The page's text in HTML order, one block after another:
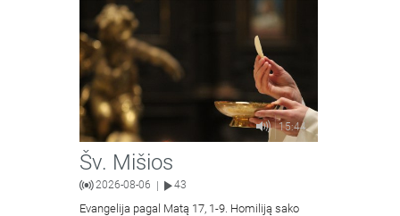
15:44
Šv. Mišios
2026-08-06 43
Evangelija pagal Matą 17, 1-9. Homiliją sako